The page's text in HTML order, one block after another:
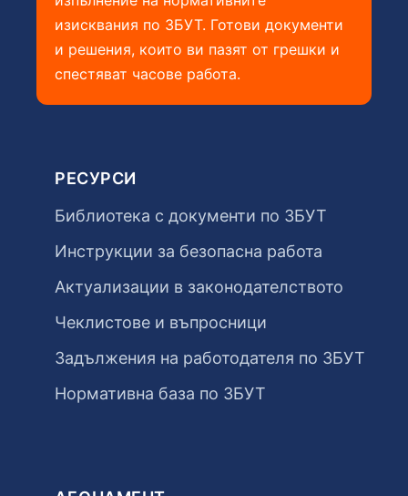
изисквания по ЗБУТ. Готови документи
и решения, които ви пазят от грешки и
спестяват часове работа.
РЕСУРСИ
Библиотека с документи по ЗБУТ
Инструкции за безопасна работа
Актуализации в законодателството
Чеклистове и въпросници
Задължения на работодателя по ЗБУТ
Нормативна база по ЗБУТ